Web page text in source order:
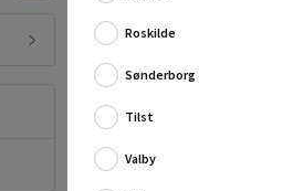
Fuld produktbeskrivelse
Roskilde
Sønderborg
Tilst
Valby